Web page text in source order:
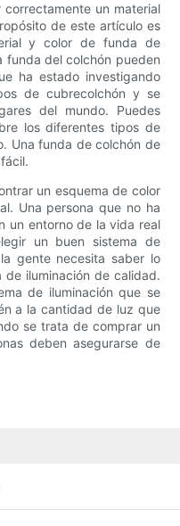
correctamente un material
de este artículo es
y color de funda de
funda del colchón pueden
ha estado investigando
de cubrecolchón y se
del mundo. Puedes
los diferentes tipos de
Una funda de colchón de
un esquema de color
Una persona que no ha
un entorno de la vida real
un buen sistema de
gente necesita saber lo
iluminación de calidad.
de iluminación que se
a la cantidad de luz que
se trata de comprar un
deben asegurarse de